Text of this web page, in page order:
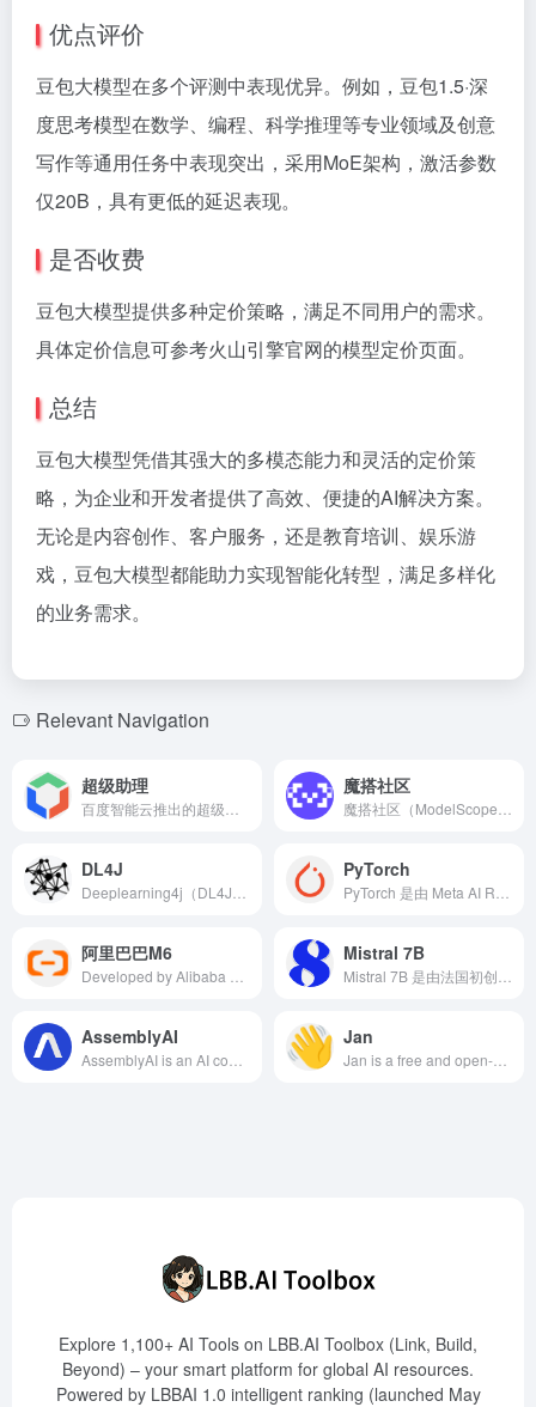
优点评价
豆包大模型在多个评测中表现优异。例如，豆包1.5·深
度思考模型在数学、编程、科学推理等专业领域及创意
写作等通用任务中表现突出，采用MoE架构，激活参数
仅20B，具有更低的延迟表现。
是否收费
豆包大模型提供多种定价策略，满足不同用户的需求。
具体定价信息可参考火山引擎官网的模型定价页面。
总结
豆包大模型凭借其强大的多模态能力和灵活的定价策
略，为企业和开发者提供了高效、便捷的AI解决方案。
无论是内容创作、客户服务，还是教育培训、娱乐游
戏，豆包大模型都能助力实现智能化转型，满足多样化
的业务需求。
Relevant Navigation
超级助理 魔搭社区
DL4J PyTorch
阿里巴巴M6 Mistral 7B
AssemblyAI Jan
Explore 1,100+ AI Tools on LBB.AI Toolbox (Link, Build,
Beyond) – your smart platform for global AI resources.
Powered by LBBAI 1.0 intelligent ranking (launched May